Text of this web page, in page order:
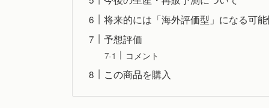
将来的には「海外評価型」になる可能
予想評価
コメント
この商品を購入